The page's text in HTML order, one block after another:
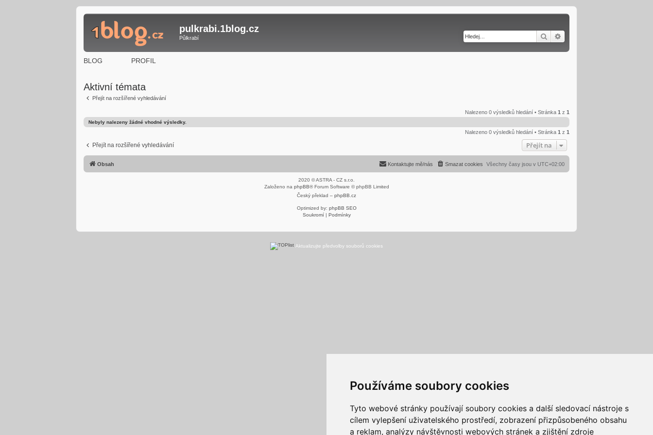
Používáme soubory cookies
Tyto webové stránky používají soubory cookies a další sledovací nástroje s
cílem vylepšení uživatelského prostředí, zobrazení přizpůsobeného obsahu
a reklam, analýzy návštěvnosti webových stránek a zjištění zdroje
pulkrabi.1blog.cz
Půlkrabí Hledat
BLOG PROFIL
Aktivní témata
Přejít na rozšířené vyhledávání
Nalezeno 0 výsledků hledání • Stránka 1 z 1
Nebyly nalezeny žádné vhodné výsledky.
Nalezeno 0 výsledků hledání • Stránka 1 z 1
Přejít na rozšířené vyhledávání Přejít na
Obsah Všechny časy jsou v UTC+02:00
Smazat cookies
Kontaktujte mě/nás
2020 © ASTRA - CZ s.r.o.
Založeno na phpBB® Forum Software © phpBB Limited
Český překlad – phpBB.cz
Optimized by: phpBB SEO
Soukromí| Podmínky
Aktualizujte předvolby souborů cookies